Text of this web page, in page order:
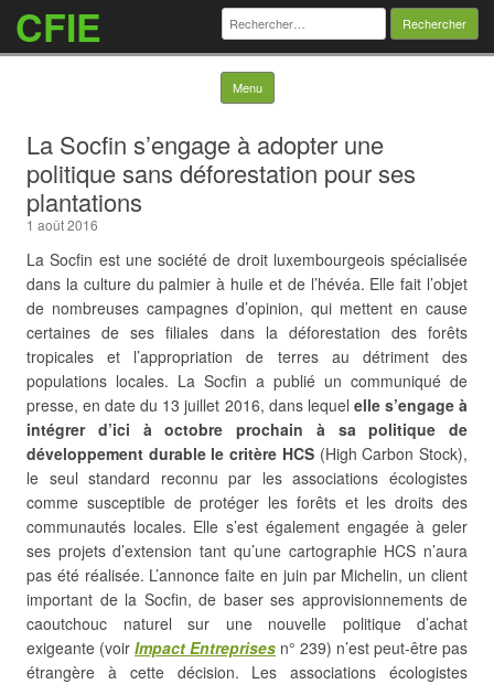
CFIE Rechercher :
Menu Skip to content
La Socfin s’engage à adopter une
politique sans déforestation pour ses
plantations
1 août 2016
La Socfin est une société de droit luxembourgeois spécialisée
dans la culture du palmier à huile et de l’hévéa. Elle fait l’objet
de nombreuses campagnes d’opinion, qui mettent en cause
certaines de ses filiales dans la déforestation des forêts
tropicales et l’appropriation de terres au détriment des
populations locales. La Socfin a publié un communiqué de
presse, en date du 13 juillet 2016, dans lequel elle s’engage à
intégrer d’ici à octobre prochain à sa politique de
développement durable le critère HCS(High Carbon Stock),
le seul standard reconnu par les associations écologistes
comme susceptible de protéger les forêts et les droits des
communautés locales. Elle s’est également engagée à geler
ses projets d’extension tant qu’une cartographie HCS n’aura
pas été réalisée. L’annonce faite en juin par Michelin, un client
important de la Socfin, de baser ses approvisionnements de
caoutchouc naturel sur une nouvelle politique d’achat
exigeante (voir Impact Entreprises n° 239) n’est peut-être pas
étrangère à cette décision. Les associations écologistes